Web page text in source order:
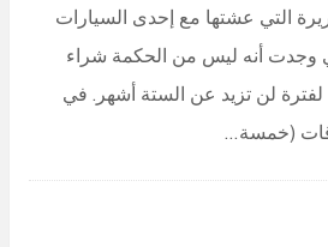
التي عشتها مع إحدى السيارات
وجدت أنه ليس من الحكمة شراء
لفترة لن تزيد عن الستة أشهر. في
(خمسة…